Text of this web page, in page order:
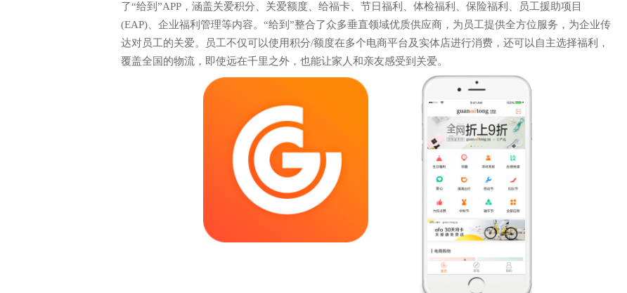
了“给到”APP，涵盖关爱积分、关爱额度、给福卡、节日福利、体检福利、保险福利、员工援助项目
(EAP)、企业福利管理等内容。“给到”整合了众多垂直领域优质供应商，为员工提供全方位服务，为企业传
达对员工的关爱。员工不仅可以使用积分/额度在多个电商平台及实体店进行消费，还可以自主选择福利，
覆盖全国的物流，即使远在千里之外，也能让家人和亲友感受到关爱。
声 明
中智关爱通（上海）科技股份有限公司
2019年 2 月 26 日